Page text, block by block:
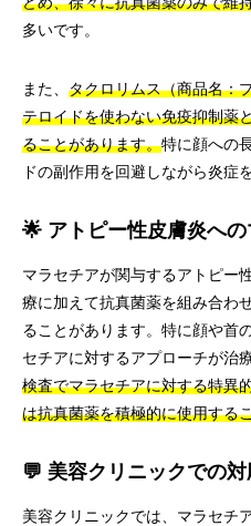
多いです。
また、 タクロリムス（商品名：
テロイドを使わない免疫抑制薬
ることがあります。特に顔への
ドの副作用を回避しながら炎症
🌟 アトピー性皮膚炎へ
マラセチアが関与するアトピー
療に加えて抗真菌薬を組み合わ
ることがあります。特に顔や首
セチアに対するアプローチが治
検査でマラセチアに対する特異
は抗真菌薬を積極的に使用する
💬 美容クリニックでの対
美容クリニックでは、マラセチ